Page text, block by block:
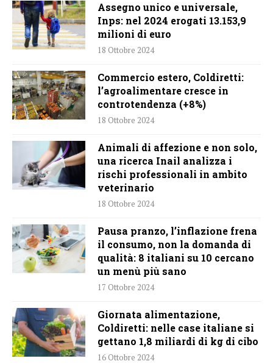
Assegno unico e universale,
Inps: nel 2024 erogati 13.153,9
milioni di euro
18 Ottobre 2024
Commercio estero, Coldiretti:
l’agroalimentare cresce in
controtendenza (+8%)
18 Ottobre 2024
Animali di affezione e non solo,
una ricerca Inail analizza i
rischi professionali in ambito
veterinario
18 Ottobre 2024
Pausa pranzo, l’inflazione frena
il consumo, non la domanda di
qualità: 8 italiani su 10 cercano
un menù più sano
17 Ottobre 2024
Giornata alimentazione,
Coldiretti: nelle case italiane si
gettano 1,8 miliardi di kg di cibo
16 Ottobre 2024